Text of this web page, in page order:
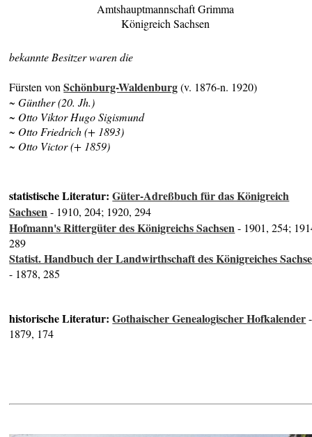
Amtshauptmannschaft Grimma
Königreich Sachsen
bekannte Besitzer waren die
Fürsten vonSchönburg-Waldenburg(v. 1876-n. 1920)
~ Günther (20. Jh.)
~ Otto Viktor Hugo Sigismund
~ Otto Friedrich (+ 1893)
~ Otto Victor (+ 1859)
statistische Literatur:Güter-Adreßbuch für das Königreich
Sachsen- 1910, 204; 1920, 294
Hofmann's Rittergüter des Königreichs Sachsen- 1901, 254;
289
Statist. Handbuch der Landwirthschaft des Königreiches
- 1878, 285
historische Literatur:Gothaischer Genealogischer Hofkalender-
1879, 174